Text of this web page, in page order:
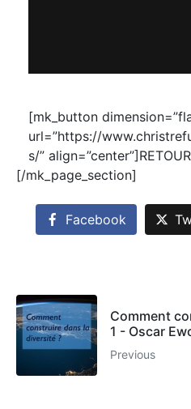
[mk_button
url=”https://
s/”
[/mk_page_section]
Facebook
Comment
1 - Oscar
Previous